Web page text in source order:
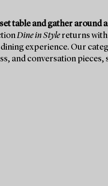
table and gather around
Dine in Stylereturns with
experience. Our
and conversation